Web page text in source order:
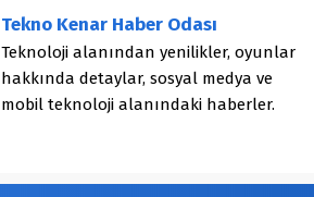
Tekno Kenar Haber Odası
Teknoloji alanından yenilikler, oyunlar
hakkında detaylar, sosyal medya ve
mobil teknoloji alanındaki haberler.